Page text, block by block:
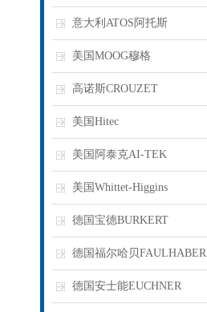
意大利ATOS阿托斯
美国MOOG穆格
高诺斯CROUZET
美国Hitec
美国阿泰克AI-TEK
美国Whittet-Higgins
德国宝德BURKERT
德国福尔哈贝FAULHABER
德国安士能EUCHNER